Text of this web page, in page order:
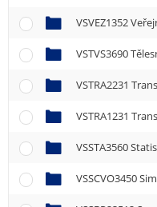
VSVEZ1352
VSTVS3690
VSTRA2231
VSTRA1231
VSSTA3560
VSSCVO3450